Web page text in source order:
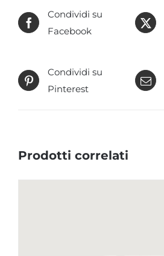
Condividi su
Facebook
Condividi su
Pinterest
Prodotti correlati